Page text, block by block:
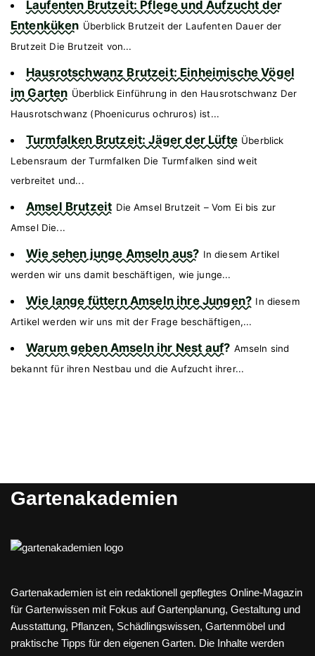
Laufenten Brutzeit: Pflege und Aufzucht der
Entenküken Überblick Brutzeit der Laufenten Dauer der
Brutzeit Die Brutzeit von...
Hausrotschwanz Brutzeit: Einheimische Vögel
im Garten Überblick Einführung in den Hausrotschwanz Der
Hausrotschwanz (Phoenicurus ochruros) ist...
Turmfalken Brutzeit: Jäger der Lüfte Überblick
Lebensraum der Turmfalken Die Turmfalken sind weit
verbreitet und...
Amsel Brutzeit Die Amsel Brutzeit – Vom Ei bis zur
Amsel Die...
Wie sehen junge Amseln aus? In diesem Artikel
werden wir uns damit beschäftigen, wie junge...
Wie lange füttern Amseln ihre Jungen? In diesem
Artikel werden wir uns mit der Frage beschäftigen,...
Warum geben Amseln ihr Nest auf? Amseln sind
bekannt für ihren Nestbau und die Aufzucht ihrer...
Gartenakademien
Gartenakademien ist ein redaktionell gepflegtes Online-Magazin
für Gartenwissen mit Fokus auf Gartenplanung, Gestaltung und
Ausstattung, Pflanzen, Schädlingswissen, Gartenmöbel und
praktische Tipps für den eigenen Garten. Die Inhalte werden